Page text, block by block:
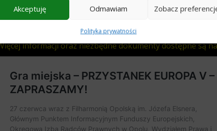
Akceptuję Odmawiam Zobacz
Polityka prywatności
Minimalny wiek uczestników gry to 8 lat. Dzieci poniżej 8.
rodzicom w czasie jej trwania. Przynajmniej 1
grze, musi być pełnoletnia. Osoba pełnoletnia w danej
informacji oraz niezbędne dokumenty dostępne są